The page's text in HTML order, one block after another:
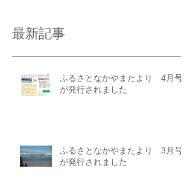
最新記事
ふるさとなかやまたより 4月号
が発行されました
ふるさとなかやまたより 3月号
が発行されました